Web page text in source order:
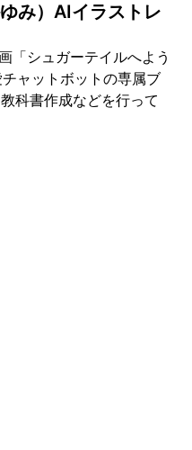
み）AIイラストレ
「シュガーテイルへよう
ャットボットの専属ブ
科書作成などを行って